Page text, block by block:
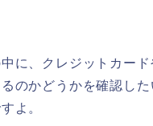
に、クレジットカー
のかどうかを確認し
よ。